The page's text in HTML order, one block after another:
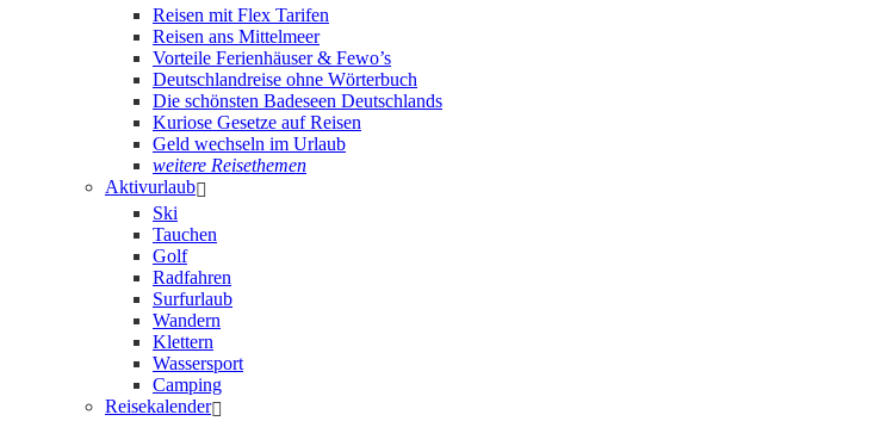
Reisen mit Flex Tarifen
Reisen ans Mittelmeer
Vorteile Ferienhäuser & Fewo’s
Deutschlandreise ohne Wörterbuch
Die schönsten Badeseen Deutschlands
Kuriose Gesetze auf Reisen
Geld wechseln im Urlaub
weitere Reisethemen
Aktivurlaub
Ski
Tauchen
Golf
Radfahren
Surfurlaub
Wandern
Klettern
Wassersport
Camping
Reisekalender